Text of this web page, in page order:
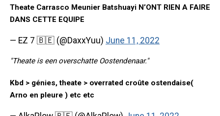
Theate Carrasco Meunier Batshuayi N’ONT RIEN A FAIRE
DANS CETTE EQUIPE
— EZ 7 🇧🇪 (@DaxxYuu) June 11, 2022
"Theate is een overschatte Oostendenaar."
Kbd > génies, theate > overrated croûte ostendaise(
Arno en pleure ) etc etc